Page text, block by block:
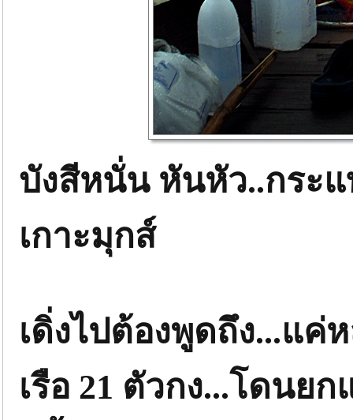
บังสีหนั่น หันหัว..กระ
เกาะมุกส์
เดิ่งไปต้องพูดถึง...แ
เรือ 21 ตัวกง...โดนย